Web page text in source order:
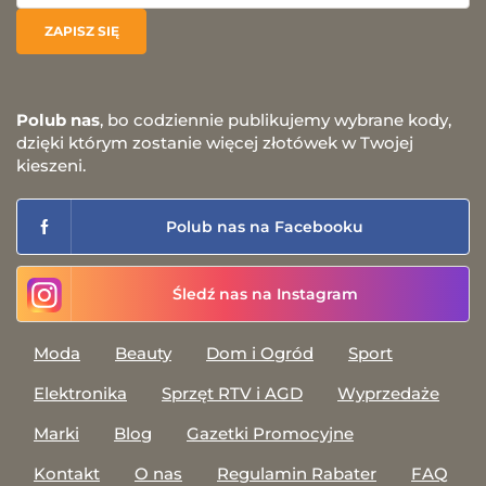
Polub nas, bo codziennie publikujemy wybrane kody,
dzięki którym zostanie więcej złotówek w Twojej
kieszeni.
Polub nas na Facebooku
Śledź nas na Instagram
Moda Beauty Dom i Ogród
Sport
Elektronika
Sprzęt RTV i AGD
Wyprzedaże
Marki
Blog
Gazetki Promocyjne
Kontakt
O nas Regulamin Rabater
FAQ